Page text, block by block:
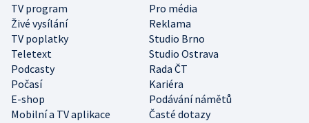
TV program
Pro média
Živé vysílání
Reklama
TV poplatky
Studio Brno
Teletext
Studio Ostrava
Podcasty
Rada ČT
Počasí
Kariéra
E-shop
Podávání námětů
Mobilní a TV aplikace
Časté dotazy